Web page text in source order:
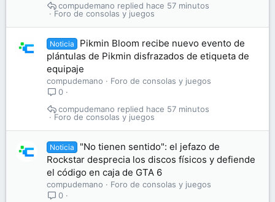
Foro de consolas y juegos
hace 57 minutos
compudemano
Noticia
Pikmin Bloom recibe nuevo evento de
plántulas de Pikmin disfrazados de etiqueta de
equipaje
compudemano
Foro de consolas y juegos
0
Foro de consolas y juegos
hace 57 minutos
compudemano
Noticia
"No tienen sentido": el jefazo de
Rockstar desprecia los discos físicos y defiende
el código en caja de GTA 6
compudemano
Foro de consolas y juegos
0